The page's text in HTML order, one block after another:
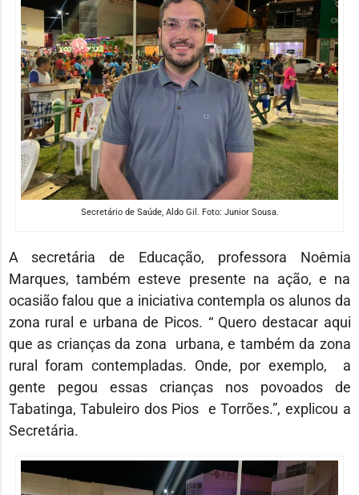
Secretário de Saúde, Aldo Gil. Foto: Junior Sousa.
A secretária de Educação, professora Noêmia
Marques, também esteve presente na ação, e na
ocasião falou que a iniciativa contempla os alunos da
zona rural e urbana de Picos. “ Quero destacar aqui
que as crianças da zona urbana, e também da zona
rural foram contempladas. Onde, por exemplo, a
gente pegou essas crianças nos povoados de
Tabatinga, Tabuleiro dos Pios e Torrões.”, explicou a
Secretária.